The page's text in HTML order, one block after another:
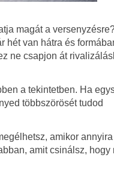
magát a
van hátra és
ne csapjon át
a tekintetben. Ha
többszörösét tudod
amikor annyira
amit csinálsz, hogy